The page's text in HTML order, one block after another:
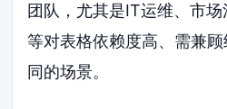
团队，尤其是IT运维、市
等对表格依赖度高、需兼
同的场景。